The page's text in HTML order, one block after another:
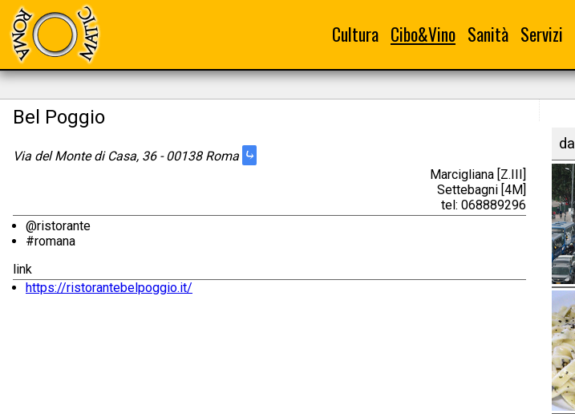
Cultura Cibo&Vino Sanità Servizi
Bel Poggio
Via del Monte di Casa, 36 - 00138 Roma ⤷
Marcigliana [Z.III]
Settebagni [4M]
tel: 068889296
@ristorante
#romana
link
https://ristorantebelpoggio.it/
dal